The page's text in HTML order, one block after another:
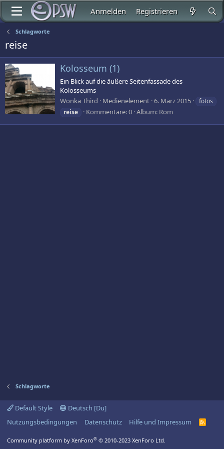
Anmelden Registrieren
Schlagworte
reise
Kolosseum (1)
Ein Blick auf die äußere Seitenfassade des
Kolosseums
Wonka Third
Medienelement 6. März 2015
fotos
reise
Kommentare: 0 Album: Rom
Schlagworte
Default Style
Deutsch [Du]
Nutzungsbedingungen
Datenschutz Hilfe und Impressum
R
Community platform by XenForo® © 2010-2023 XenForo Ltd.